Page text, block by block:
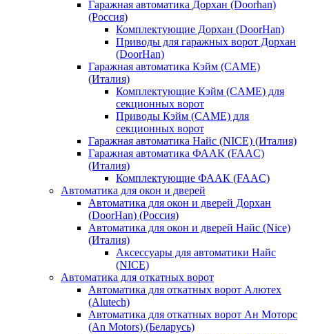
Гаражная автоматика Дорхан (Doorhan)
(Россия)
Комплектующие Дорхан (DoorHan)
Приводы для гаражных ворот Дорхан
(DoorHan)
Гаражная автоматика Кэйм (CAME)
(Италия)
Комплектующие Кэйм (CAME) для
секционных ворот
Приводы Кэйм (CAME) для
секционных ворот
Гаражная автоматика Найс (NICE) (Италия)
Гаражная автоматика ФААК (FAAC)
(Италия)
Комплектующие ФААК (FAAC)
Автоматика для окон и дверей
Автоматика для окон и дверей Дорхан
(DoorHan) (Россия)
Автоматика для окон и дверей Найс (Nice)
(Италия)
Аксессуары для автоматики Найс
(NICE)
Автоматика для откатных ворот
Автоматика для откатных ворот Алютех
(Alutech)
Автоматика для откатных ворот Ан Моторс
(An Motors) (Беларусь)